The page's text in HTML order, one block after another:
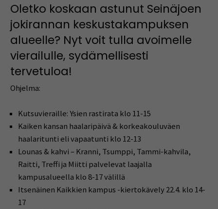
Oletko koskaan astunut Seinäjoen
jokirannan keskustakampuksen
alueelle? Nyt voit tulla avoimelle
vierailulle, sydämellisesti
tervetuloa!
Ohjelma:
Kutsuvieraille: Ysien rastirata klo 11-15
Kaiken kansan haalaripäivä & korkeakouluväen
haalaritunti eli vapaatunti klo 12-13
Lounas & kahvi – Kranni, Tsumppi, Tammi-kahvila,
Raitti, Treffi ja Miitti palvelevat laajalla
kampusalueella klo 8-17 välillä
Itsenäinen Kaikkien kampus -kiertokävely 22.4. klo 14-
17